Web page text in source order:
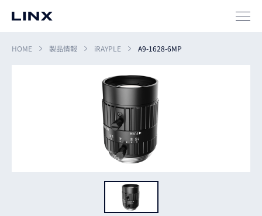
HOME 製品情報 iRAYPLE A9-1628-6MP